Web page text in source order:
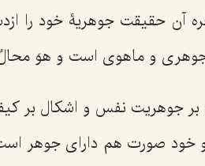
آن حقیقت جوهریۀ خود را
جوهرى و ماهوى است و هوَ
بر جوهریت نفس و اشکال بر
و خود صورت هم داراى جوهر